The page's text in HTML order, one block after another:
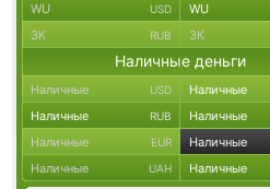
WU USD WU
ЗК RUB ЗК
Наличные деньги
Наличные USD Наличные
Наличные RUB Наличные
Наличные EUR Наличные
Наличные UAH Наличные